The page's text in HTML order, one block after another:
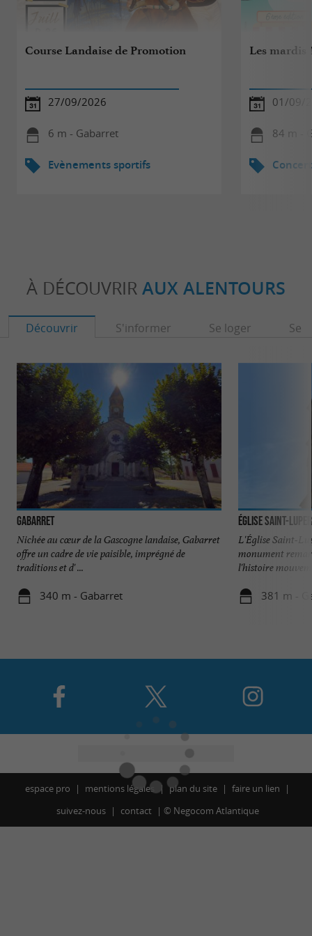
Course Landaise de Promotion
27/09/2026
6 m - Gabarret
Evènements sportifs
Les mardis
01/09/
84 m -
À DÉCOUVRIR AUX ALENTOURS
Découvrir S'informer Se loger Se
Gabarret
Nichée au cœur de la Gascogne landaise, Gabarret
offre un cadre de vie paisible, imprégné de
traditions et d' ...
340 m - Gabarret
Église Saint-
L'Église Saint-
monument
l'histoire
381 m -
espace pro mentions légales plan du site
faire un lien
suivez-nous
contact © Negocom Atlantique